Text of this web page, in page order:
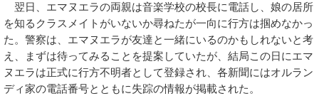
翌日、エマヌエラの両親は音楽学校の校長に電話し、娘の居所
を知るクラスメイトがいないか尋ねたが一向に行方は掴めなかっ
た。警察は、エマヌエラが友達と一緒にいるのかもしれないと考
え、まずは待ってみることを提案していたが、結局この日にエマ
ヌエラは正式に行方不明者として登録され、各新聞にはオルラン
ディ家の電話番号とともに失踪の情報が掲載された。